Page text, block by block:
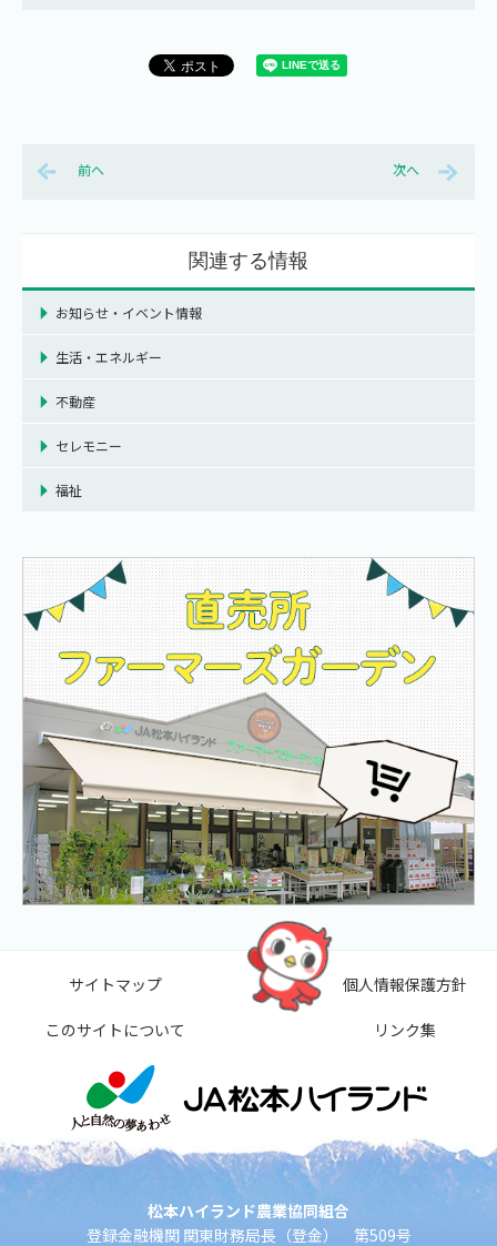
前へ 次へ
関連する情報
お知らせ・イベント情報
生活・エネルギー
不動産
セレモニー
福祉
サイトマップ
このサイトについて
個人情報保護方針
リンク集
松本ハイランド農業協同組合
登録金融機関 関東財務局長（登金） 第509号